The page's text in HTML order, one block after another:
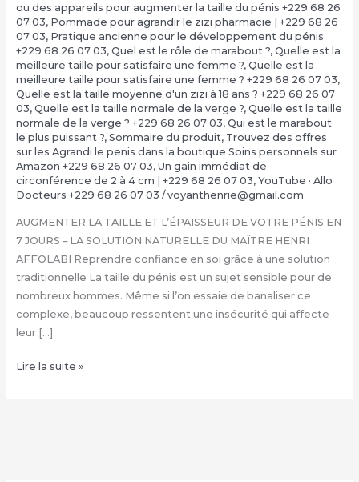
ou des appareils pour augmenter la taille du pénis +229 68 26
07 03, Pommade pour agrandir le zizi pharmacie | +229 68 26
07 03, Pratique ancienne pour le développement du pénis
+229 68 26 07 03, Quel est le rôle de marabout ?, Quelle est la
meilleure taille pour satisfaire une femme ?, Quelle est la
meilleure taille pour satisfaire une femme ? +229 68 26 07 03,
Quelle est la taille moyenne d'un zizi à 18 ans ? +229 68 26 07
03, Quelle est la taille normale de la verge ?, Quelle est la taille
normale de la verge ? +229 68 26 07 03, Qui est le marabout
le plus puissant ?, Sommaire du produit, Trouvez des offres
sur les Agrandi le penis dans la boutique Soins personnels sur
Amazon +229 68 26 07 03, Un gain immédiat de
circonférence de 2 à 4 cm | +229 68 26 07 03, YouTube · Allo
Docteurs +229 68 26 07 03 /voyanthenrie@gmail.com
AUGMENTER LA TAILLE ET L’ÉPAISSEUR DE VOTRE PÉNIS EN
7 JOURS – LA SOLUTION NATURELLE DU MAÎTRE HENRI
AFFOLABI Reprendre confiance en soi grâce à une solution
traditionnelle La taille du pénis est un sujet sensible pour de
nombreux hommes. Même si l’on essaie de banaliser ce
complexe, beaucoup ressentent une insécurité qui affecte
leur […]
COMMENT
Lire la suite »